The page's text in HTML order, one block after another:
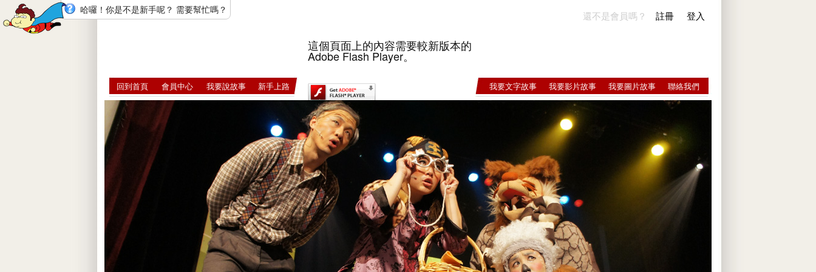
哈囉！你是不是新手呢？ 需要幫忙嗎？ 還不是會員嗎？ 註冊 登入
這個頁面上的內容需要較新版本的
Adobe Flash Player。
回到首頁 會員中心 我要說故事 新手上路 我要文字故事 我要影片故事 我要圖片故事 聯絡我們